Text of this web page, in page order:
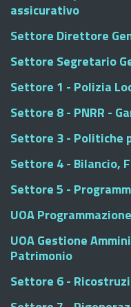
assicurativo
Settore Direttore
Settore Segretario
Settore 1 - Polizia
Settore 8 - PNRR -
Settore 3 - Politiche
Settore 4 - Bilancio,
Settore 5 -
UOA
UOA Gestione
Patrimonio
Settore 6 -